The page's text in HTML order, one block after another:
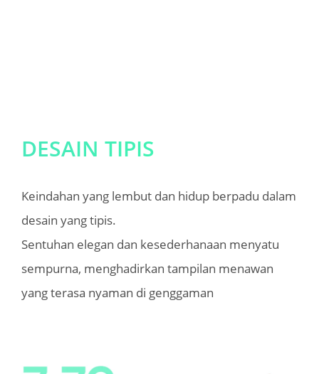
Keindahan yang lembut dan hidup berpadu dalam
desain yang tipis.
Sentuhan elegan dan kesederhanaan menyatu
sempurna, menghadirkan tampilan menawan
yang terasa nyaman di genggaman
DESAIN TIPIS